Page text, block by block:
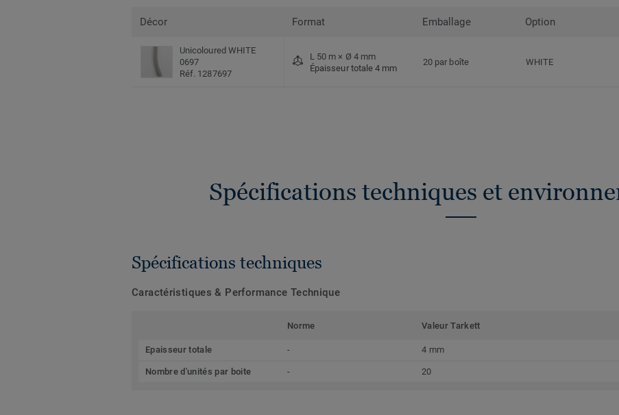
Décor Format Emballage Option
Unicoloured WHITE
0697
Réf. 1287697
L 50 m × Ø 4 mm
Épaisseur totale 4 mm
20 par boîte WHITE
Spécifications techniques et
Spécifications techniques
Caractéristiques & Performance Technique
Norme Valeur Tarkett
Epaisseur totale - 4 mm
Nombre d'unités par boite - 20